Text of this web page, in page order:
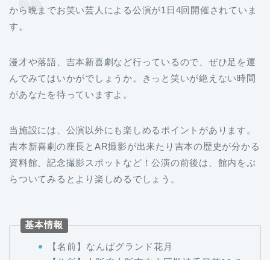
から晩までお笑い芸人による公演が1日4回開催されていま
す。
漫才や落語、吉本新喜劇など行っているので、ぜひ足を運
んでみてはいかがでしょうか。きっと笑いが絶えない時間
があなたを待っていますよ。
当施設には、公演以外にも楽しめるポイントがあります。
吉本新喜劇の座長とAR撮影が出来たり吉本の歴史が分かる
資料館、記念撮影スポットなど！公演の前後は、館内をぶ
らついてみるとより楽しめるでしょう。
基本情報
【名前】なんばグランド花月